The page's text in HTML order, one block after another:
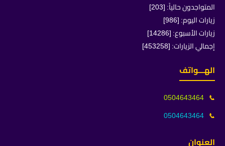
المتواجدون حالياً: [203]
زيارات اليوم: [986]
زيارات الأسبوع: [14286]
إجمالي الزيارات: [453258]
الهـــواتف
📞
0504643464
📞
0504643464
العنوان